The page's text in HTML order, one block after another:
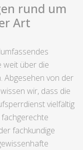
rund um
Art
weit über die
Abgesehen von der
wir, dass die
vielfältig
fachkundige